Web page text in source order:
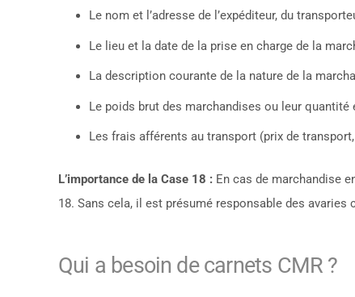
Le nom et l’adresse de l’expéditeur, du
Le lieu et la date de la prise en charge de la
La description courante de la nature de la
Le poids brut des marchandises ou leur quantité
Les frais afférents au transport (prix de
L’importance de la Case 18 : En cas de marchandise
18. Sans cela, il est présumé responsable des avaries
Qui a besoin de carnets CMR ?